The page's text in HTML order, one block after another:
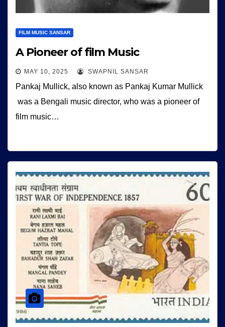
FILM MUSIC SANSAR
A Pioneer of film Music
MAY 10, 2025 SWAPNIL SANSAR
Pankaj Mullick, also known as Pankaj Kumar Mullick
was a Bengali music director, who was a pioneer of
film music…